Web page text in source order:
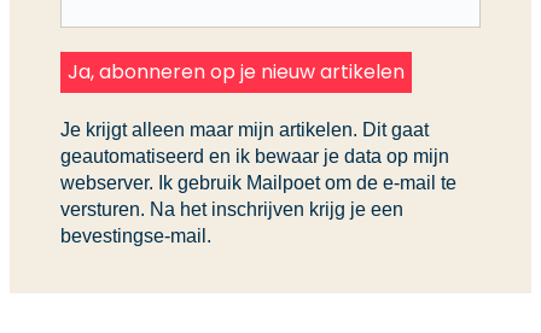
Je krijgt alleen maar mijn artikelen. Dit gaat
geautomatiseerd en ik bewaar je data op mijn
webserver. Ik gebruik Mailpoet om de e-mail te
versturen. Na het inschrijven krijg je een
bevestingse-mail.